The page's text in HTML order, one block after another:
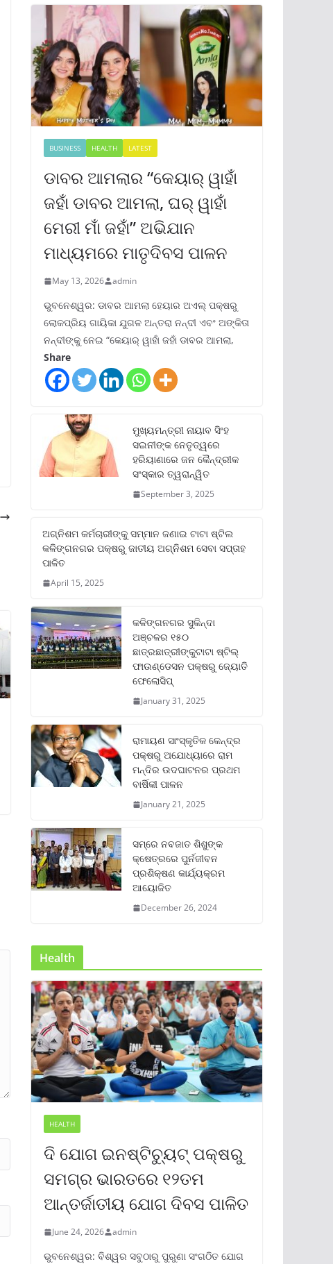
BUSINESS HEALTH LATEST
ଡାବର ଆମଲାର “କେୟାର୍ ୱାହାଁ
ଜହାଁ ଡାବର ଆମଲା, ଘର୍ ୱାହାଁ
ମେରୀ ମାଁ ଜହାଁ” ଅଭିଯାନ
ମାଧ୍ୟମରେ ମାତୃଦିବସ ପାଳନ
May 13, 2026 admin
ଭୁବନେଶ୍ୱର: ଡାବର ଆମଲା ହେୟାର ଅଏଲ୍ ପକ୍ଷରୁ
ଲୋକପ୍ରିୟ ଗାୟିକା ଯୁଗଳ ଅନ୍ତରା ନନ୍ଦୀ ଏବଂ ଅଙ୍କିତା
ନନ୍ଦୀଙ୍କୁ ନେଇ “କେୟାର୍ ୱାହାଁ ଜହାଁ ଡାବର ଆମଲା,
Share
ମୁଖ୍ୟମନ୍ତ୍ରୀ ନାୟାବ ସିଂହ
ସଇନୀଙ୍କ ନେତୃତ୍ୱରେ
ହରିୟାଣାରେ ଜନ କୈନ୍ଦ୍ରୀକ
ସଂସ୍କାର ତ୍ୱରାନ୍ୱିତ
September 3, 2025
ଅଗ୍ନିଶମ କର୍ମଚାରୀଙ୍କୁ ସମ୍ମାନ ଜଣାଇ ଟାଟା ଷ୍ଟିଲ
କଳିଙ୍ଗନଗର ପକ୍ଷରୁ ଜାତୀୟ ଅଗ୍ନିଶମ ସେବା ସପ୍ତାହ
ପାଳିତ
April 15, 2025
କଳିଙ୍ଗନଗର ସୁକିନ୍ଦା
ଅଞ୍ଚଳର ୧୫୦
ଛାତ୍ରଛାତ୍ରୀଙ୍କୁଟାଟା ଷ୍ଟିଲ୍
ଫାଉଣ୍ଡେସନ ପକ୍ଷରୁ ଜ୍ୟୋତି
ଫେଲୋସିପ୍‌
January 31, 2025
ରାମାୟଣ ସାଂସ୍କୃତିକ କେନ୍ଦ୍ର
ପକ୍ଷରୁ ଅଯୋଧ୍ୟାରେ ରାମ
ମନ୍ଦିର ଉଦଘାଟନର ପ୍ରଥମ
ବାର୍ଷିକୀ ପାଳନ
January 21, 2025
ସମ୍‌ରେ ନବଜାତ ଶିଶୁଙ୍କ
କ୍ଷେତ୍ରରେ ପୁର୍ନଜୀବନ
ପ୍ରଶିକ୍ଷଣ କାର୍ଯ୍ୟକ୍ରମ
ଆୟୋଜିତ
December 26, 2024
Health
HEALTH
ଦି ଯୋଗ ଇନଷ୍ଟିଚ୍ୟୁଟ୍ ପକ୍ଷରୁ
ସମଗ୍ର ଭାରତରେ ୧୨ତମ
ଆନ୍ତର୍ଜାତୀୟ ଯୋଗ ଦିବସ ପାଳିତ
June 24, 2026 admin
ଭୁବନେଶ୍ୱର: ବିଶ୍ୱର ସବୁଠାରୁ ପୁରୁଣା ସଂଗଠିତ ଯୋଗ